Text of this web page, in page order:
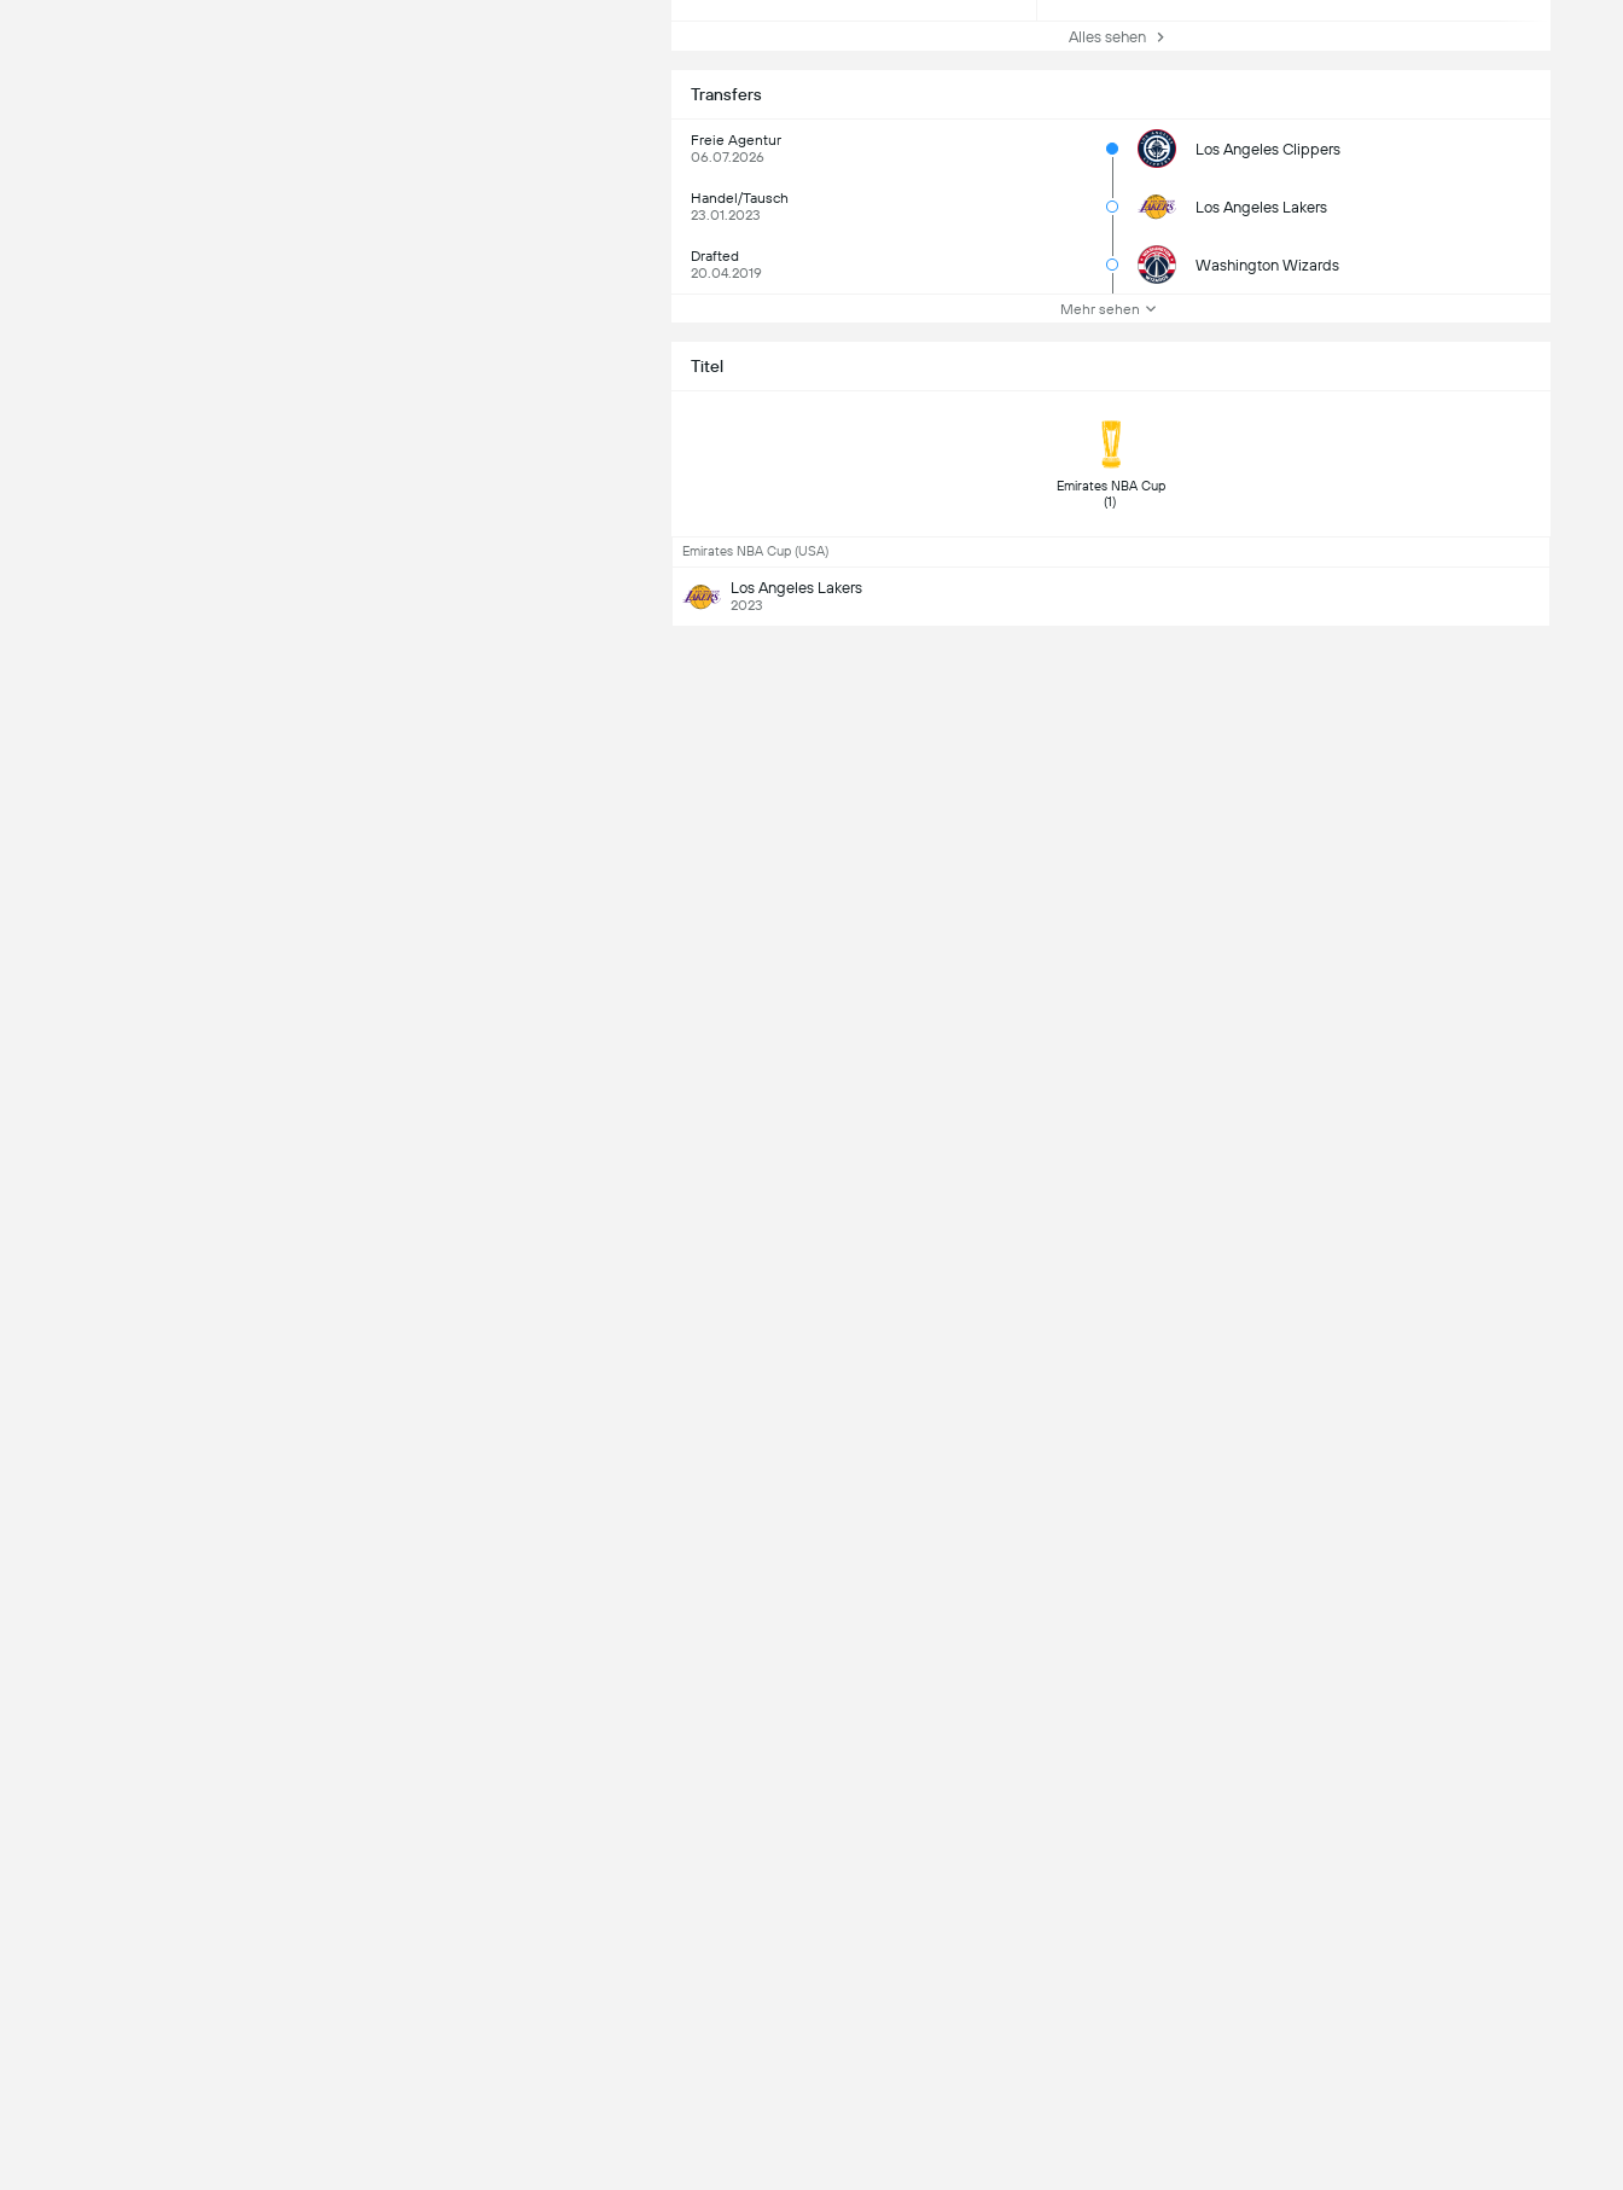
Alles sehen
Transfers
Freie Agentur
06.07.2026
Los Angeles Clippers
Handel/Tausch
23.01.2023
Los Angeles Lakers
Drafted
20.04.2019
Washington Wizards
Mehr sehen
Titel
Emirates NBA Cup
(1)
Emirates NBA Cup (USA)
Los Angeles Lakers
2023